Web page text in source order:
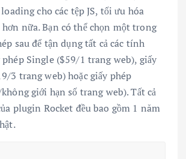
cho các tệp JS, tối ưu hóa
hơn nữa. Bạn có thể chọn một trong
sau để tận dụng tất cả các tính
Single ($59/1 trang web), giấy
3 trang web) hoặc giấy phép
giới hạn số trang web). Tất cả
plugin Rocket đều bao gồm 1 năm